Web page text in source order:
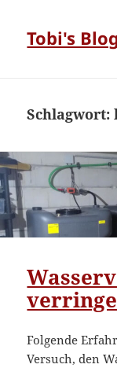
Tobi's
Schlagwort:
Folgende
Versuch, den